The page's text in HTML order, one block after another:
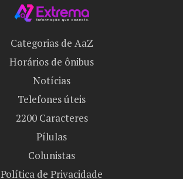
Categorias de AaZ
Horários de ônibus
Notícias
Telefones úteis
2200 Caracteres
Pílulas
Colunistas
Política de Privacidade